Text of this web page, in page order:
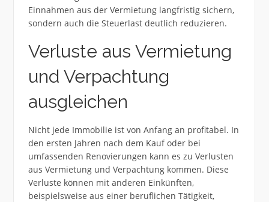
Einnahmen aus der Vermietung langfristig sichern,
sondern auch die Steuerlast deutlich reduzieren.
Verluste aus Vermietung
und Verpachtung
ausgleichen
Nicht jede Immobilie ist von Anfang an profitabel. In
den ersten Jahren nach dem Kauf oder bei
umfassenden Renovierungen kann es zu Verlusten
aus Vermietung und Verpachtung kommen. Diese
Verluste können mit anderen Einkünften,
beispielsweise aus einer beruflichen Tätigkeit,